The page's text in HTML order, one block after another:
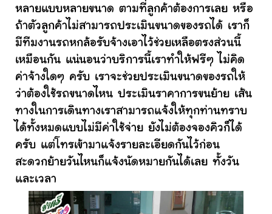
หลายแบบหลายขนาด ตามที่ลูกค้าต้องการเลย หรือ
ถ้าตัวลูกค้าไม่สามารถประเมินขนาดของรถได้ เราก็
มีทีมงานรถหกล้อรับจ้างเอาไว้ช่วยเหลือตรงส่วนนี้
เหมือนกัน แน่นอนว่าบริการนี้เราทำให้ฟรีๆ ไม่คิด
ค่าจ้างใดๆ ครับ เราจะช่วยประเมินขนาดของรถให้
ว่าต้องใช้รถขนาดไหน ประเมินราคาการขนย้าย เส้น
ทางในการเดินทางเราสามารถแจ้งให้ทุกท่านทราบ
ได้ทั้งหมดแบบไม่มีค่าใช้จ่าย ยังไม่ต้องจองคิวก็ได้
ครับ แต่โทรเข้ามาแจ้งรายละเอียดกันไว้ก่อน
สะดวกย้ายวันไหนก็แจ้งนัดหมายกันได้เลย ทั้งวัน
และเวลา